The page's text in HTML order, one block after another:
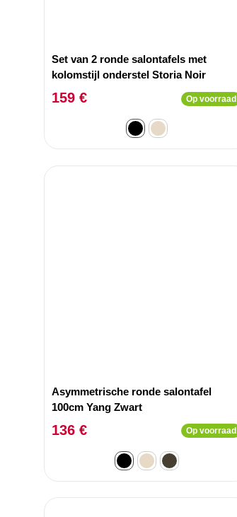
Set van 2 ronde salontafels met
kolomstijl onderstel Storia Noir
159 € Op voorraad
Asymmetrische ronde salontafel
100cm Yang Zwart
136 € Op voorraad